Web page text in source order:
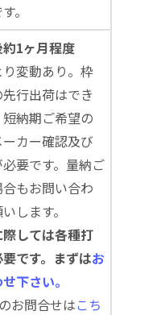
。
1ヶ月程度
変動あり。枠
行出荷はでき
短納期ご希望の
カー確認及び
要です。量納ご
もお問い合わ
します。
しては各種打
です。まずはお
下さい。
お問合せはこち